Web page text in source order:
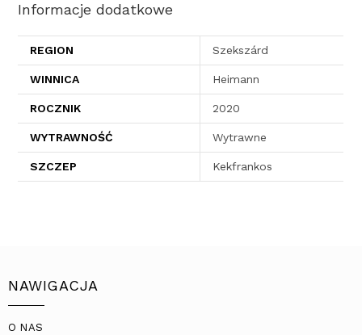
Informacje dodatkowe
REGION Szekszárd
WINNICA Heimann
ROCZNIK 2020
WYTRAWNOŚĆ Wytrawne
SZCZEP Kekfrankos
NAWIGACJA
O NAS